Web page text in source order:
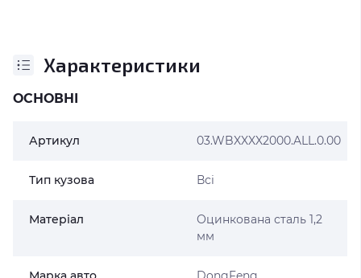
Характеристики
ОСНОВНІ
Артикул 03.WBXXXX2000.ALL.0.00
Тип кузова Всі
Матеріал
Оцинкована сталь 1,2
мм